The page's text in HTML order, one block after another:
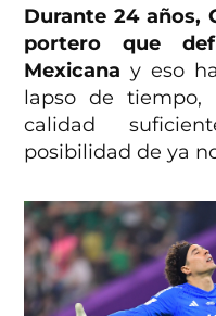
Durante 24 años,
portero que
Mexicana y eso
lapso de
calidad
posibilidad de ya no